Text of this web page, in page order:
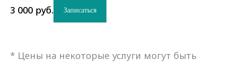
3 000 руб. Записаться
* Цены на некоторые услуги могут быть